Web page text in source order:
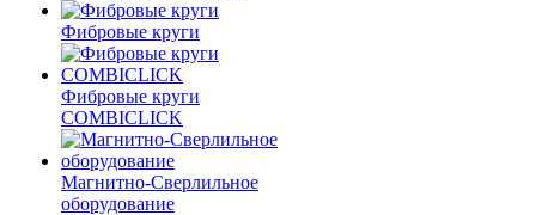
Фибровые круги
Фибровые круги
COMBICLICK
Магнитно-Сверлильное
оборудование